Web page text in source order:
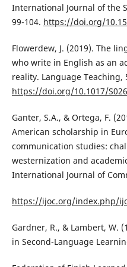
International Journal of the
99-104. https://doi.org/
Flowerdew, J. (2019). The
who write in English as an
reality. Language Teaching,
https://doi.org/10.1017/
Ganter, S.A., & Ortega, F.
American scholarship in
communication studies:
westernization and
International Journal of
https://ijoc.org/index.php/
Gardner, R., & Lambert, W.
in Second-Language